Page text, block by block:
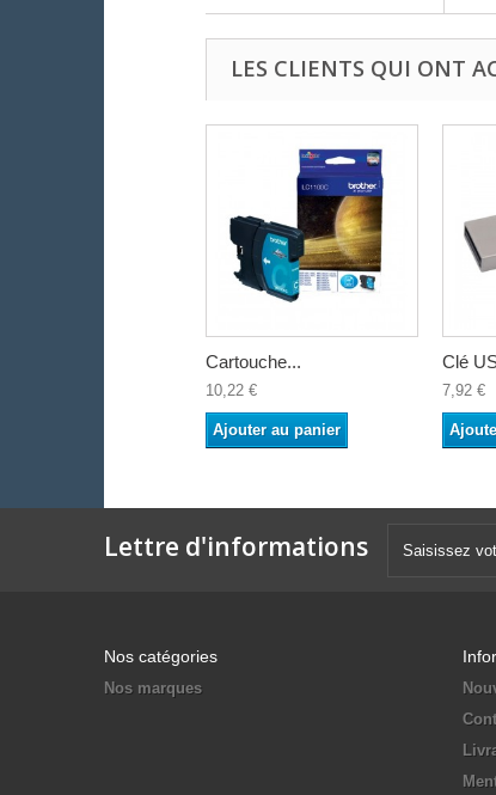
LES CLIENTS QUI ONT
Cartouche...
10,22 €
Ajouter au panier
Clé
7,92 €
Lettre d'informations
Nos catégories
Nos marques